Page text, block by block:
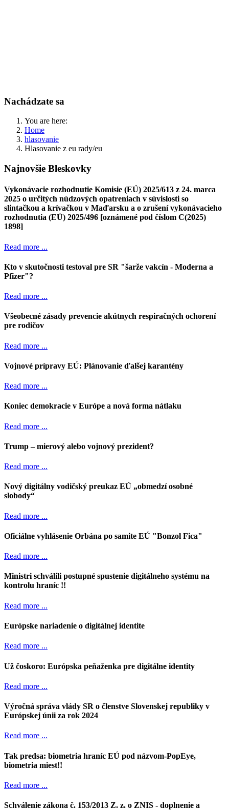
Nachádzate sa
You are here:
Home
hlasovanie
Hlasovanie z eu rady/eu
Najnovšie Bleskovky
Vykonávacie rozhodnutie Komisie (EÚ) 2025/613 z 24. marca
2025 o určitých núdzových opatreniach v súvislosti so
slintačkou a krívačkou v Maďarsku a o zrušení vykonávacieho
rozhodnutia (EÚ) 2025/496 [oznámené pod číslom C(2025)
1898]
Read more ...
Kto v skutočnosti testoval pre SR "šarže vakcín - Moderna a
Pfizer"?
Read more ...
Všeobecné zásady prevencie akútnych respiračných ochorení
pre rodičov
Read more ...
Vojnové prípravy EÚ: Plánovanie ďalšej karantény
Read more ...
Koniec demokracie v Európe a nová forma nátlaku
Read more ...
Trump – mierový alebo vojnový prezident?
Read more ...
Nový digitálny vodičský preukaz EÚ „obmedzí osobné
slobody“
Read more ...
Oficiálne vyhlásenie Orbána po samite EÚ "Bonzol Fica"
Read more ...
Ministri schválili postupné spustenie digitálneho systému na
kontrolu hraníc !!
Read more ...
Európske nariadenie o digitálnej identite
Read more ...
Už čoskoro: Európska peňaženka pre digitálne identity
Read more ...
Výročná správa vlády SR o členstve Slovenskej republiky v
Európskej únii za rok 2024
Read more ...
Tak predsa: biometria hraníc EÚ pod názvom-PopEye,
biometria miest!!
Read more ...
Schválenie zákona č. 153/2013 Z. z. o ZNIS - doplnenie a